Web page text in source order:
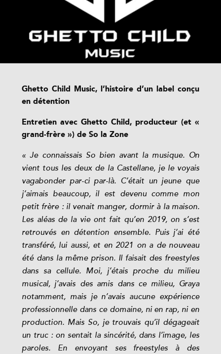
Ghetto Child Music, l’histoire d’un label conçu
en détention
Entretien avec Ghetto Child, producteur (et «
grand-frère ») de So la Zone
« Je connaissais So bien avant la musique. On
vient tous les deux de la Castellane, je le voyais
vagabonder par-ci par-là. C’était un jeune que
j’aimais beaucoup, il est devenu comme mon
petit frère : il venait manger, dormir à la maison.
Les aléas de la vie ont fait qu’en 2019, on s’est
retrouvés en détention ensemble. Puis j’ai été
transféré, lui aussi, et en 2021 on a de nouveau
été dans la même prison. Il faisait des freestyles
dans sa cellule. Moi, j’étais proche du milieu
musical, j’avais des amis dans ce milieu, Graya
notamment, mais je n’avais aucune expérience
professionnelle dans ce domaine, ni en rap, ni en
production. Mais So, je trouvais qu’il dégageait
un truc : on sentait la sincérité, dans l’image, les
paroles. En envoyant ses freestyles à des